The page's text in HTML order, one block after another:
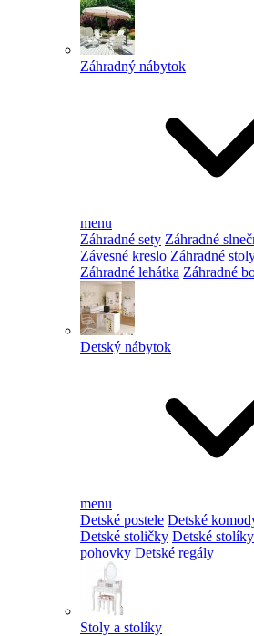
Záhradný nábytok
menu
Záhradné sety Záhradné
Závesné kreslo Záhradné
Záhradné lehátka Záhradné
Detský nábytok
menu
Detské postele Detské
Detské stoličky Detské stolíky
pohovky Detské regály
Stoly a stolíky